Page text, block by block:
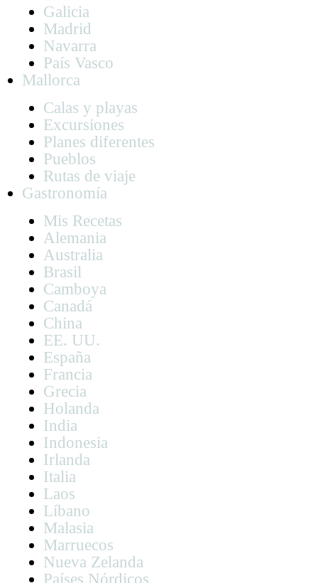
Galicia
Madrid
Navarra
País Vasco
Mallorca
Calas y playas
Excursiones
Planes diferentes
Pueblos
Rutas de viaje
Gastronomía
Mis Recetas
Alemania
Australia
Brasil
Camboya
Canadá
China
EE. UU.
España
Francia
Grecia
Holanda
India
Indonesia
Irlanda
Italia
Laos
Líbano
Malasia
Marruecos
Nueva Zelanda
Países Nórdicos